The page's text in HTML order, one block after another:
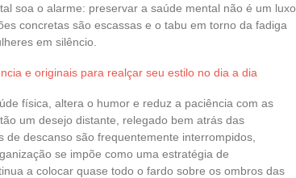
soa o alarme: preservar a saúde mental não é um luxo,
concretas são escassas e o tabu em torno da fadiga
em silêncio.
e originais para realçar seu estilo no dia a dia
física, altera o humor e reduz a paciência com as
um desejo distante, relegado bem atrás das
descanso são frequentemente interrompidos,
se impõe como uma estratégia de
a colocar quase todo o fardo sobre os ombros das